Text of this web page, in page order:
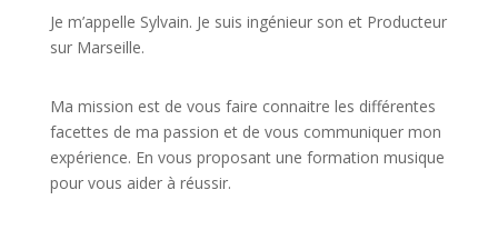
Je m’appelle Sylvain. Je suis ingénieur son et Producteur
sur Marseille.
Ma mission est de vous faire connaitre les différentes
facettes de ma passion et de vous communiquer mon
expérience. En vous proposant une formation musique
pour vous aider à réussir.